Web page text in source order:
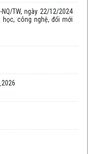
TW, ngày 22/12/2024
công nghệ, đổi mới